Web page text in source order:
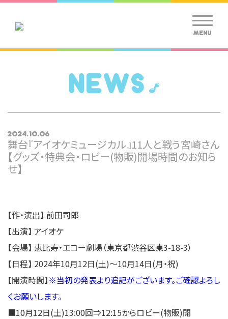
MENU
NEWS
2024.10.06
舞台『アイオケミュージカル』11人と戦う宮崎さん
【グッズ・特典会・ロビー(物販)開場時間のお知ら
せ】
【作・演出】 前⽥司郎
【出演】 アイオケ
【会場】 恵⽐寿・エコー劇場（東京都渋⾕区東3-18-3）
【⽇程】 2024年10⽉12⽇(土)〜10⽉14⽇(月・祝)
【開演時間】※当初の発表より追記がございます。ご確認よろし
くお願いします。
■10⽉12⽇(土)13:00回⇒12:15からロビー(物販)開